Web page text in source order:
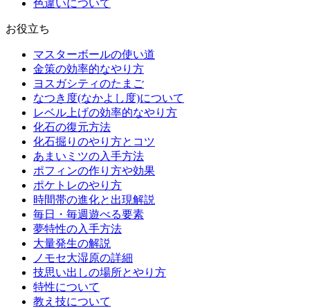
色違いについて
お役立ち
マスターボールの使い道
金策の効率的なやり方
ヨスガシティのたまご
なつき度(なかよし度)について
レベル上げの効率的なやり方
化石の復元方法
化石掘りのやり方とコツ
あまいミツの入手方法
ポフィンの作り方や効果
ポケトレのやり方
時間帯の進化と出現解説
毎日・毎週遊べる要素
夢特性の入手方法
大量発生の解説
ノモセ大湿原の詳細
技思い出しの場所とやり方
特性について
教え技について